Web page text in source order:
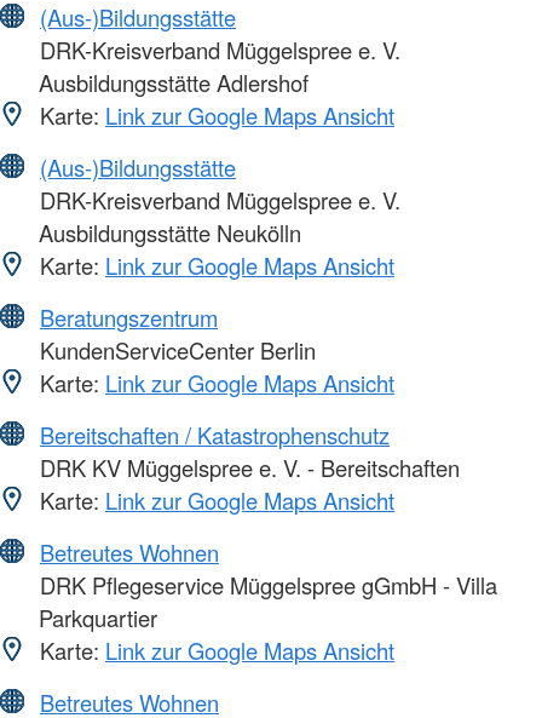
(Aus-)Bildungsstätte
DRK-Kreisverband Müggelspree e. V.
Ausbildungsstätte Adlershof
Karte: Link zur Google Maps Ansicht
(Aus-)Bildungsstätte
DRK-Kreisverband Müggelspree e. V.
Ausbildungsstätte Neukölln
Karte: Link zur Google Maps Ansicht
Beratungszentrum
KundenServiceCenter Berlin
Karte: Link zur Google Maps Ansicht
Bereitschaften / Katastrophenschutz
DRK KV Müggelspree e. V. - Bereitschaften
Karte: Link zur Google Maps Ansicht
Betreutes Wohnen
DRK Pflegeservice Müggelspree gGmbH - Villa
Parkquartier
Karte: Link zur Google Maps Ansicht
Betreutes Wohnen